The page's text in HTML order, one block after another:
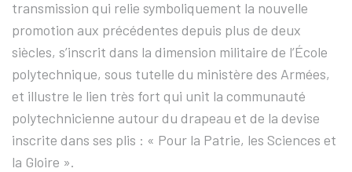
transmission qui relie symboliquement la nouvelle
promotion aux précédentes depuis plus de deux
siècles, s’inscrit dans la dimension militaire de l’École
polytechnique, sous tutelle du ministère des Armées,
et illustre le lien très fort qui unit la communauté
polytechnicienne autour du drapeau et de la devise
inscrite dans ses plis : « Pour la Patrie, les Sciences et
la Gloire ».